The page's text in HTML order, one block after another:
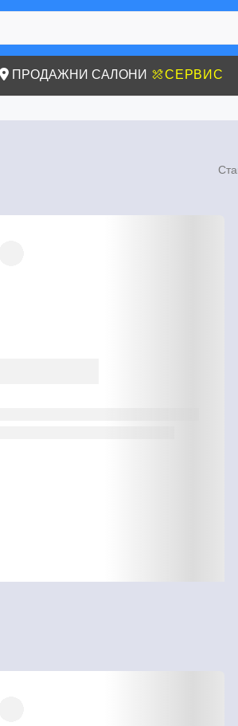
ПРОДАЖНИ САЛОНИ СЕРВИС